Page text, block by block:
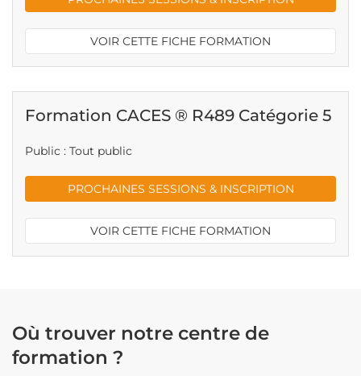
VOIR CETTE FICHE FORMATION
Formation CACES ® R489 Catégorie 5
Public : Tout public
PROCHAINES SESSIONS & INSCRIPTION
VOIR CETTE FICHE FORMATION
Où trouver notre centre de
formation ?